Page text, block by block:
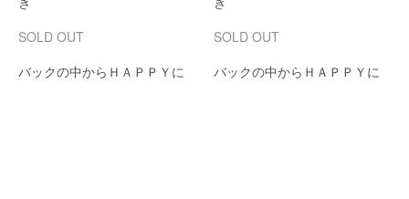
SOLD OUT
バックの中からＨＡＰＰＹに
SOLD OUT
バックの中からＨＡＰＰＹに